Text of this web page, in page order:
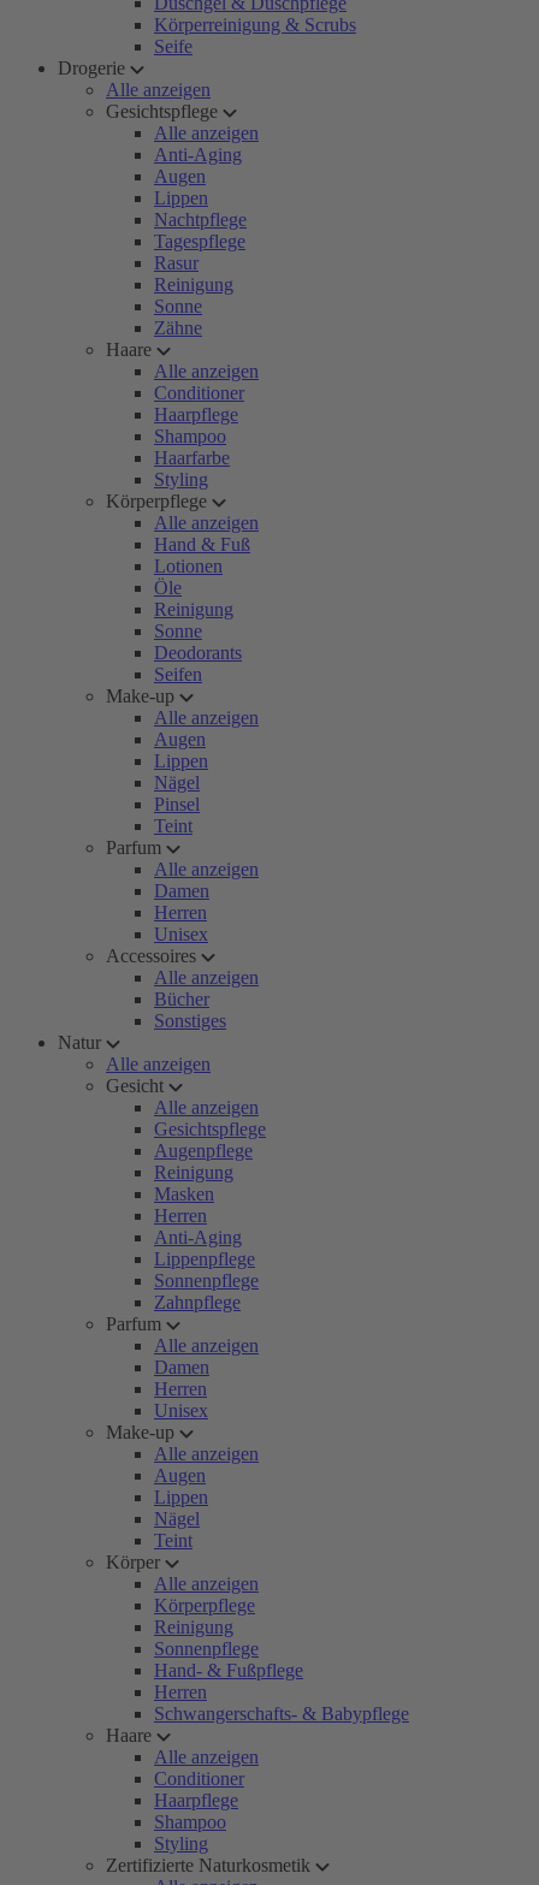
Körperreinigung & Scrubs
Seife
Drogerie
Alle anzeigen
Gesichtspflege
Alle anzeigen
Anti-Aging
Augen
Lippen
Nachtpflege
Tagespflege
Rasur
Reinigung
Sonne
Zähne
Haare
Alle anzeigen
Conditioner
Haarpflege
Shampoo
Haarfarbe
Styling
Körperpflege
Alle anzeigen
Hand & Fuß
Lotionen
Öle
Reinigung
Sonne
Deodorants
Seifen
Make-up
Alle anzeigen
Augen
Lippen
Nägel
Pinsel
Teint
Parfum
Alle anzeigen
Damen
Herren
Unisex
Accessoires
Alle anzeigen
Bücher
Sonstiges
Natur
Alle anzeigen
Gesicht
Alle anzeigen
Gesichtspflege
Augenpflege
Reinigung
Masken
Herren
Anti-Aging
Lippenpflege
Sonnenpflege
Zahnpflege
Parfum
Alle anzeigen
Damen
Herren
Unisex
Make-up
Alle anzeigen
Augen
Lippen
Nägel
Teint
Körper
Alle anzeigen
Körperpflege
Reinigung
Sonnenpflege
Hand- & Fußpflege
Herren
Schwangerschafts- & Babypflege
Haare
Alle anzeigen
Conditioner
Haarpflege
Shampoo
Styling
Zertifizierte Naturkosmetik